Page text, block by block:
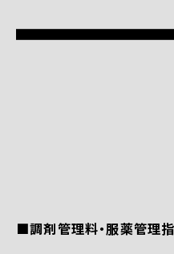
■調剤管理料・服薬管理